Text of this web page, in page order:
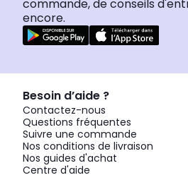
commande, de conseils
encore.
Besoin d’aide ?
Contactez-nous
Questions fréquentes
Suivre une commande
Nos conditions de livraison
Nos guides d'achat
Centre d'aide